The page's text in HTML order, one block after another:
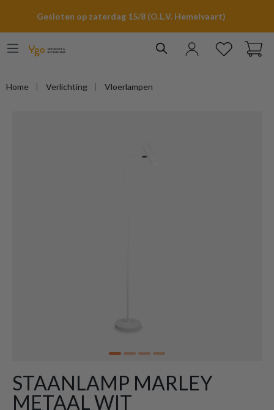
Gesloten op zaterdag 15/8 (O.L.V. Hemelvaart)
Home Verlichting Vloerlampen
STAANLAMP MARLEY
METAAL WIT